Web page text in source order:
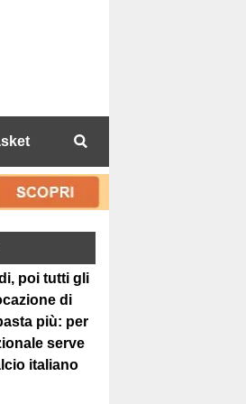
poi tutti gli
di
più: per
serve
italiano